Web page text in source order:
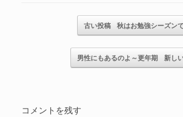
記事のナビゲーション
古い投稿 秋はお勉強シーズン
男性にもあるのよ～更年期 新し
コメントを残す